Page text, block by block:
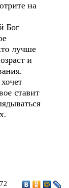
на
Бог
лучше
и
ставит